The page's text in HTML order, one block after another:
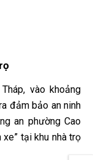
vào khoảng
đảm bảo an ninh
an phường Cao
xe” tại khu nhà trọ